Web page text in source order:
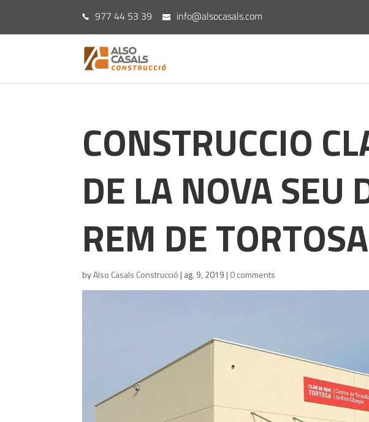
977 44 53 39 info@alsocasals.com
CONSTRUCCIO
DE LA NOVA SEU
REM DE
byAlso Casals Construcció | ag. 9, 2019 | 0 comments